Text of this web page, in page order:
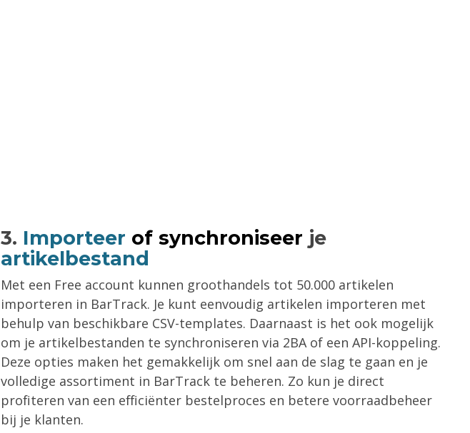
3. Importeer of synchroniseer je
artikelbestand
Met een Free account kunnen groothandels tot 50.000 artikelen
importeren in BarTrack. Je kunt eenvoudig artikelen importeren met
behulp van beschikbare CSV-templates. Daarnaast is het ook mogelijk
om je artikelbestanden te synchroniseren via 2BA of een API-koppeling.
Deze opties maken het gemakkelijk om snel aan de slag te gaan en je
volledige assortiment in BarTrack te beheren. Zo kun je direct
profiteren van een efficiënter bestelproces en betere voorraadbeheer
bij je klanten.